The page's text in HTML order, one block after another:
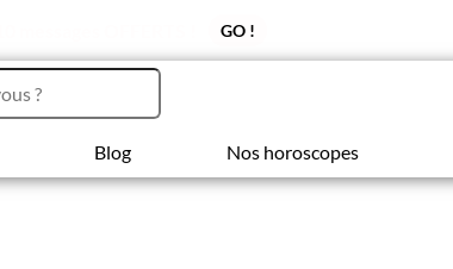
GO !
Blog Nos horoscopes